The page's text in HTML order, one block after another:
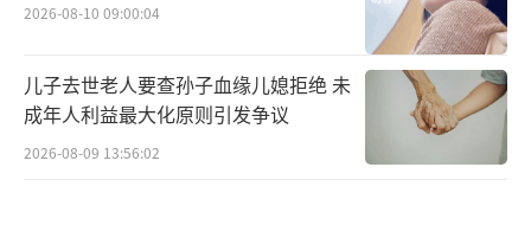
2026-08-10 09:00:04
儿子去世老人要查孙子血缘儿媳拒绝 未
成年人利益最大化原则引发争议
2026-08-09 13:56:02